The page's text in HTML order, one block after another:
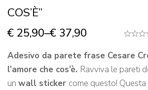
COS’È”
€ 25,90–€ 37,90
Adesivo da parete frase Cesare
l’amore che cos’è. Ravviva le pareti
un wall sticker come questo! Questa